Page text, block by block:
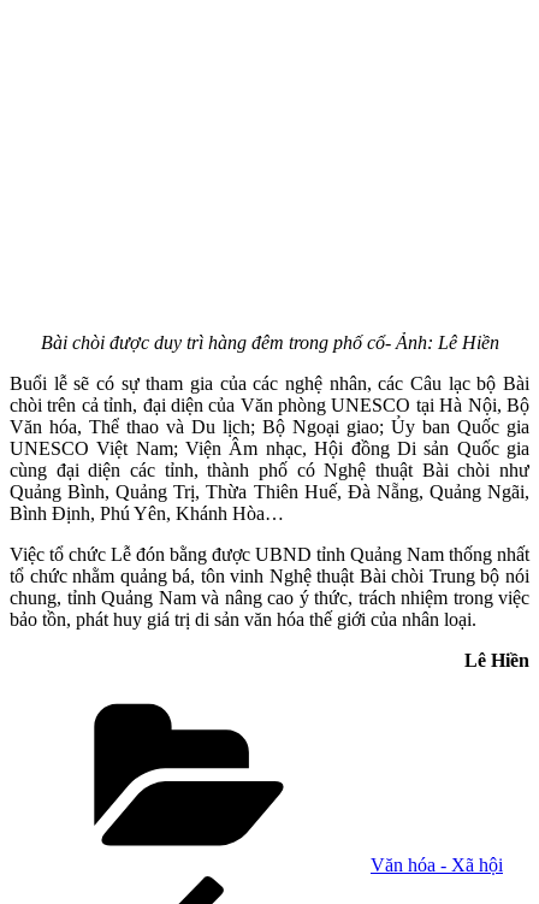
Bài chòi được duy trì hàng đêm trong phố cổ- Ảnh: Lê Hiền
Buổi lễ sẽ có sự tham gia của các nghệ nhân, các Câu lạc bộ Bài
chòi trên cả tỉnh, đại diện của Văn phòng UNESCO tại Hà Nội, Bộ
Văn hóa, Thể thao và Du lịch; Bộ Ngoại giao; Ủy ban Quốc gia
UNESCO Việt Nam; Viện Âm nhạc, Hội đồng Di sản Quốc gia
cùng đại diện các tỉnh, thành phố có Nghệ thuật Bài chòi như
Quảng Bình, Quảng Trị, Thừa Thiên Huế, Đà Nẵng, Quảng Ngãi,
Bình Định, Phú Yên, Khánh Hòa…
Việc tổ chức Lễ đón bằng được UBND tỉnh Quảng Nam thống nhất
tổ chức nhằm quảng bá, tôn vinh Nghệ thuật Bài chòi Trung bộ nói
chung, tỉnh Quảng Nam và nâng cao ý thức, trách nhiệm trong việc
bảo tồn, phát huy giá trị di sản văn hóa thế giới của nhân loại.
Lê Hiền
Văn hóa - Xã hội